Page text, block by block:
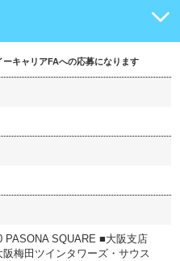
ーキャリアFAへの応募になります
PASONA SQUARE ■大阪支店
阪梅田ツインタワーズ・サウス